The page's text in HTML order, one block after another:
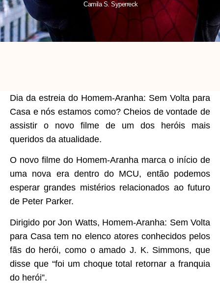
Camila S. Syperreck
Dia da estreia do Homem-Aranha: Sem Volta para
Casa e nós estamos como? Cheios de vontade de
assistir o novo filme de um dos heróis mais
queridos da atualidade.
O novo filme do Homem-Aranha marca o início de
uma nova era dentro do MCU, então podemos
esperar grandes mistérios relacionados ao futuro
de Peter Parker.
Dirigido por Jon Watts, Homem-Aranha: Sem Volta
para Casa tem no elenco atores conhecidos pelos
fãs do herói, como o amado J. K. Simmons, que
disse que “foi um choque total retornar a franquia
do herói”.